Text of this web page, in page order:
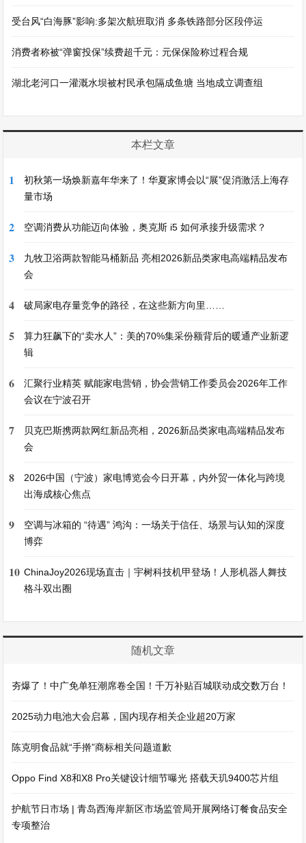
受台风“白海豚”影响:多架次航班取消 多条铁路部分区段停运
消费者称被“弹窗投保”续费超千元：元保保险称过程合规
湖北老河口一灌溉水坝被村民承包隔成鱼塘 当地成立调查组
本栏文章
1
初秋第一场焕新嘉年华来了！华夏家博会以“展”促消激活上海存
量市场
2 空调消费从功能迈向体验，奥克斯 i5 如何承接升级需求？
3
九牧卫浴两款智能马桶新品 亮相2026新品类家电高端精品发布
会
4 破局家电存量竞争的路径，在这些新方向里……
5
算力狂飙下的“卖水人”：美的70%集采份额背后的暖通产业新逻
辑
6
汇聚行业精英 赋能家电营销，协会营销工作委员会2026年工作
会议在宁波召开
7
贝克巴斯携两款网红新品亮相，2026新品类家电高端精品发布
会
8
2026中国（宁波）家电博览会今日开幕，内外贸一体化与跨境
出海成核心焦点
9
空调与冰箱的 “待遇” 鸿沟：一场关于信任、场景与认知的深度
博弈
10 ChinaJoy2026现场直击｜宇树科技机甲登场！人形机器人舞技
格斗双出圈
随机文章
夯爆了！中广免单狂潮席卷全国！千万补贴百城联动成交数万台！
2025动力电池大会启幕，国内现存相关企业超20万家
陈克明食品就“手擀”商标相关问题道歉
Oppo Find X8和X8 Pro关键设计细节曝光 搭载天玑9400芯片组
护航节日市场 | 青岛西海岸新区市场监管局开展网络订餐食品安全
专项整治